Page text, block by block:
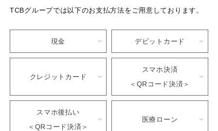
TCBグループでは以下のお支払方法をご用意しております。
現金 デビットカード
クレジットカード
スマホ決済
＜QRコード決済＞
スマホ後払い
＜QRコード決済＞
医療ローン